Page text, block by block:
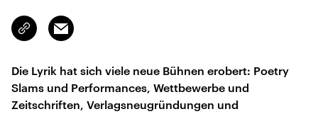
Link
kopieren/teilen
Email
Die Lyrik hat sich viele neue Bühnen erobert: Poetry
Slams und Performances, Wettbewerbe und
Zeitschriften, Verlagsneugründungen und